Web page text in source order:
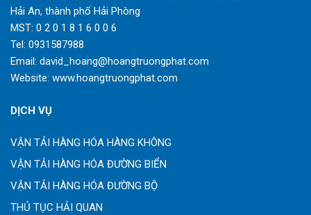
Hải An, thành phố Hải Phòng
MST: 0 2 0 1 8 1 6 0 0 6
Tel: 0931587988
Email: david_hoang@hoangtruongphat.com
Website: www.hoangtruongphat.com
DỊCH VỤ
VẬN TẢI HÀNG HÓA HÀNG KHÔNG
VẬN TẢI HÀNG HÓA ĐƯỜNG BIỂN
VẬN TẢI HÀNG HÓA ĐƯỜNG BỘ
THỦ TỤC HẢI QUAN